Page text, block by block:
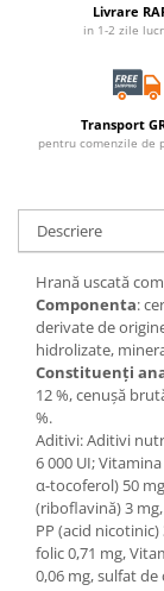
Livrare
in 1-2 zile
Transport
pentru comenzile de
Descriere
Hrană uscată
Componenta:
derivate de
hidrolizate,
Constituenți
12 %, cenușă
%.
Aditivi: Aditivi
6 000 UI;
α-tocoferol) 50
(riboflavină) 3
PP (acid
folic 0,71 mg,
0,06 mg, sulfat